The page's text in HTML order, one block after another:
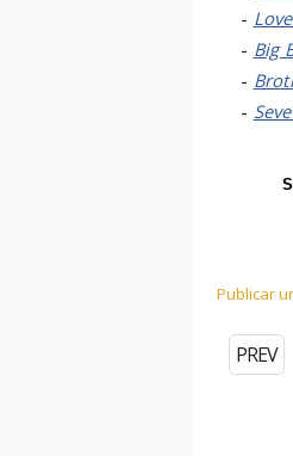
-
- Big
-
-
Publicar
PREV